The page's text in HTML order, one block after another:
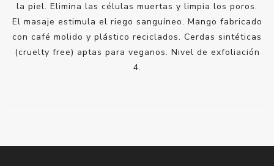
la piel. Elimina las células muertas y limpia los poros.
El masaje estimula el riego sanguíneo. Mango fabricado
con café molido y plástico reciclados. Cerdas sintéticas
(cruelty free) aptas para veganos. Nivel de exfoliación
4.